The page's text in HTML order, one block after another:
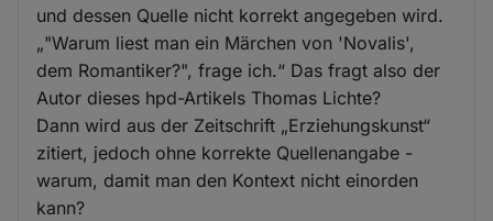
und dessen Quelle nicht korrekt angegeben wird.
„"Warum liest man ein Märchen von 'Novalis',
dem Romantiker?", frage ich.“ Das fragt also der
Autor dieses hpd-Artikels Thomas Lichte?
Dann wird aus der Zeitschrift „Erziehungskunst“
zitiert, jedoch ohne korrekte Quellenangabe -
warum, damit man den Kontext nicht einorden
kann?